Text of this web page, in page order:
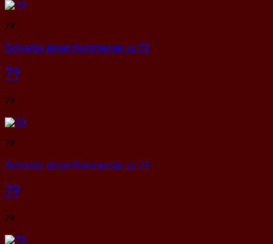
79
Schreibe einen Kommentar zu 79
79
79
79
Schreibe einen Kommentar zu 79
79
79